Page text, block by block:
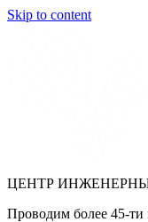
Skip to content
ЦЕНТР
Проводим более 45-ти